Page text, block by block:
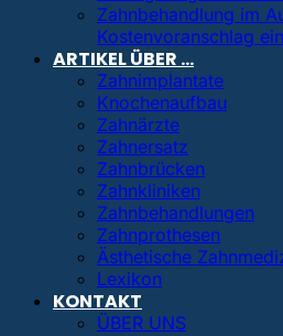
Zahnbehandlung im
Kostenvoranschlag
ARTIKEL ÜBER …
Zahnimplantate
Knochenaufbau
Zahnärzte
Zahnersatz
Zahnbrücken
Zahnkliniken
Zahnbehandlungen
Zahnprothesen
Ästhetische
Lexikon
KONTAKT
ÜBER UNS